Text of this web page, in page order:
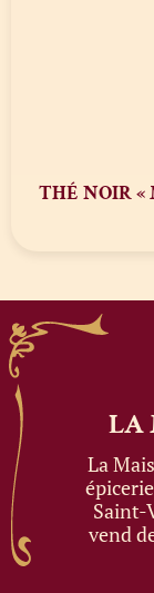
THÉ NOIR «
LA
La
Saint-
vend